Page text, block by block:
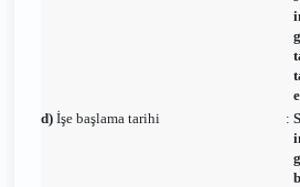
d) İşe başlama tarihi :